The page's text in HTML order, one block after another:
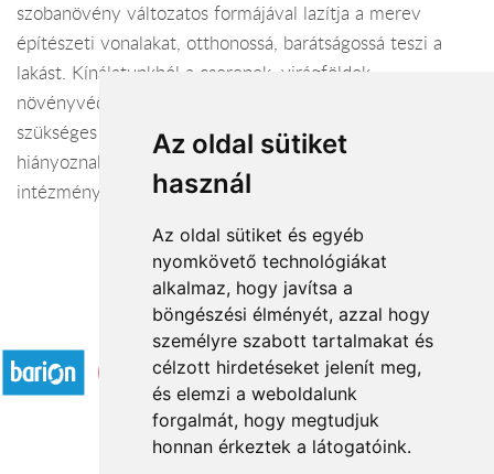
Az oldal sütiket
használ
Az oldal sütiket és egyéb
nyomkövető technológiákat
alkalmaz, hogy javítsa a
böngészési élményét, azzal hogy
személyre szabott tartalmakat és
célzott hirdetéseket jelenít meg,
és elemzi a weboldalunk
forgalmát, hogy megtudjuk
honnan érkeztek a látogatóink.
szobanövény változatos formájával lazítja a merev
építészeti vonalakat, otthonossá, barátságossá teszi a
lakást. Kínálatunkból a cserepek, virágföldek,
növényvédő szerek, tápoldatok, növényápoláshoz
szükséges kellékanyagok, és az ajándéktárgyak sem
hiányoznak. Vállaljuk konferenciák, irodák, vendéglátó
intézmények díszítését élő- és szárazvirágokkal.
Elfogadott fizetési módok